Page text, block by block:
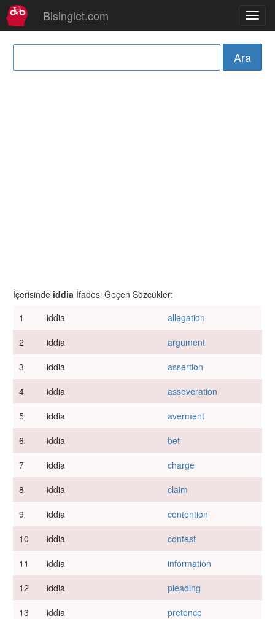
Bisinglet.com
İçerisinde iddia İfadesi Geçen Sözcükler:
1
iddia
allegation
2
iddia
argument
3
iddia
assertion
4
iddia
asseveration
5
iddia
averment
6
iddia
bet
7
iddia
charge
8
iddia
claim
9
iddia
contention
10
iddia
contest
11
iddia
information
12
iddia
pleading
13
iddia
pretence